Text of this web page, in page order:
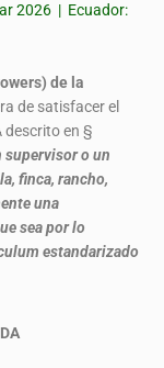
2026 | Ecuador:
de la
de satisfacer el
descrito en §
supervisor o un
finca, rancho,
una
sea por lo
estandarizado
FDA